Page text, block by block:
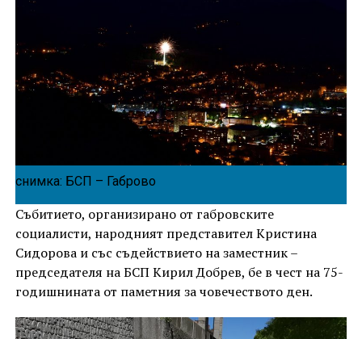
снимка: БСП – Габрово
Събитието, организирано от габровските
социалисти, народният представител Кристина
Сидорова и със съдействието на заместник –
председателя на БСП Кирил Добрев, бе в чест на 75-
годишнината от паметния за човечеството ден.